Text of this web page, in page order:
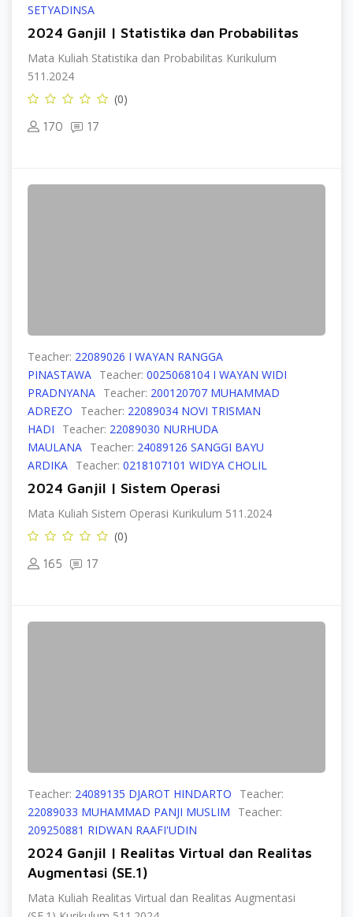
SETYADINSA
2024 Ganjil | Statistika dan Probabilitas
Mata Kuliah Statistika dan Probabilitas Kurikulum
511.2024
(0)
170 17
Teacher: 22089026 I WAYAN RANGGA
PINASTAWA Teacher: 0025068104 I WAYAN WIDI
PRADNYANA Teacher: 200120707 MUHAMMAD
ADREZO
Teacher: 22089034 NOVI TRISMAN
HADI
Teacher: 22089030 NURHUDA
MAULANA Teacher: 24089126 SANGGI BAYU
ARDIKA Teacher: 0218107101 WIDYA CHOLIL
2024 Ganjil | Sistem Operasi
Mata Kuliah Sistem Operasi Kurikulum 511.2024
(0)
165 17
Teacher: 24089135 DJAROT HINDARTO
Teacher:
22089033 MUHAMMAD PANJI MUSLIM
Teacher:
209250881 RIDWAN RAAFI'UDIN
2024 Ganjil | Realitas Virtual dan Realitas
Augmentasi (SE.1)
Mata Kuliah Realitas Virtual dan Realitas Augmentasi